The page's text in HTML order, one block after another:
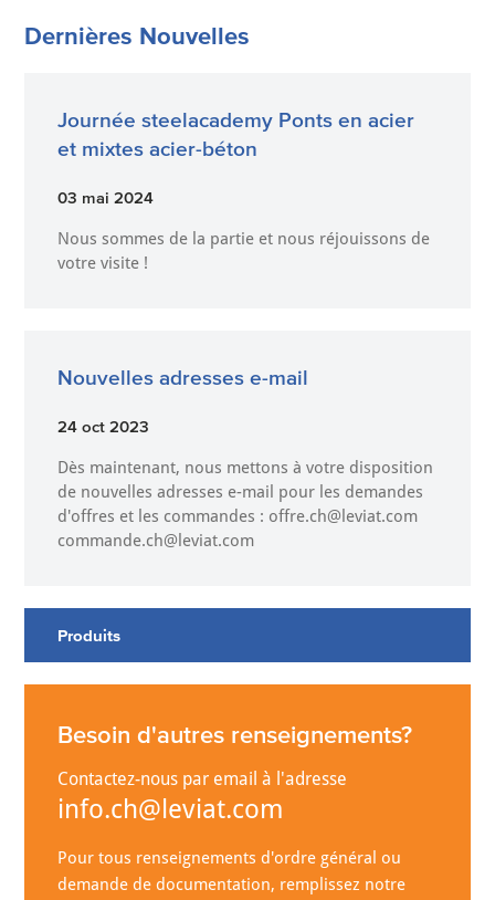
Dernières Nouvelles
Journée steelacademy Ponts en acier
et mixtes acier-béton
03 mai 2024
Nous sommes de la partie et nous réjouissons de
votre visite !
Nouvelles adresses e-mail
24 oct 2023
Dès maintenant, nous mettons à votre disposition
de nouvelles adresses e-mail pour les demandes
d'offres et les commandes : offre.ch@leviat.com
commande.ch@leviat.com
Produits
Besoin d'autres renseignements?
Contactez-nous par email à l'adresse
info.ch@leviat.com
Pour tous renseignements d'ordre général ou
demande de documentation, remplissez notre